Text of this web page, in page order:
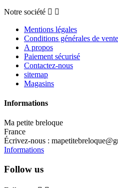
Notre société  
Mentions légales
Conditions générales de vente
A propos
Paiement sécurisé
Contactez-nous
sitemap
Magasins
Informations
Ma petite breloque
France
Écrivez-nous :
Informations
Follow us